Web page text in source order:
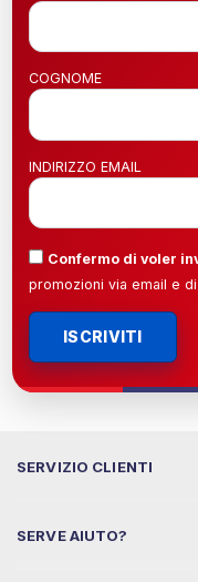
COGNOME
INDIRIZZO EMAIL
Confermo di voler
promozioni via email e
ISCRIVITI
SERVIZIO CLIENTI
SERVE AIUTO?